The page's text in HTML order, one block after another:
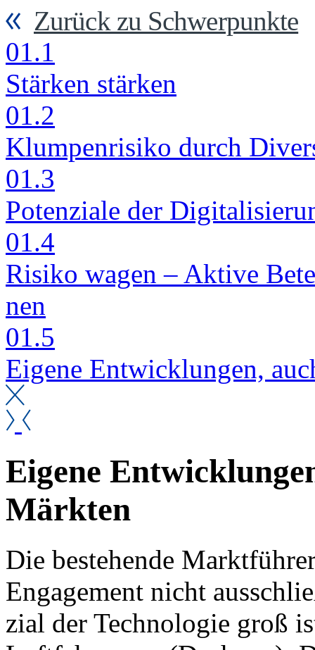
Zurück zu Schwerpunkte
01.1
Stär­ken stär­ken
01.2
Klum­pen­ri­si­ko durch
01.3
Po­ten­zia­le der
01.4
Ri­si­ko wa­gen – Ak­ti­ve
nen
01.5
Ei­ge­ne Ent­wick­lun­gen,
Ei­ge­ne
Märk­ten
Die be­stehen­de
En­ga­ge­ment nicht
zi­al der Tech­no­lo­gie groß